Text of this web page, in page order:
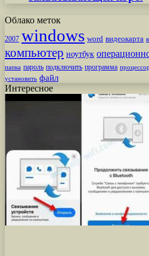
Облако меток
2007 windows word видеокарта
компьютер ноутбук
папка пароль подключить программа процессор
установить файл
Интересное